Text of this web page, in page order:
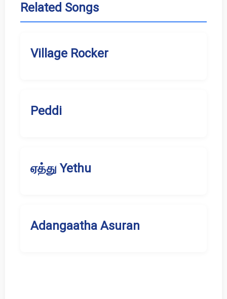
Related Songs
Village Rocker
Peddi
ஏத்து Yethu
Adangaatha Asuran